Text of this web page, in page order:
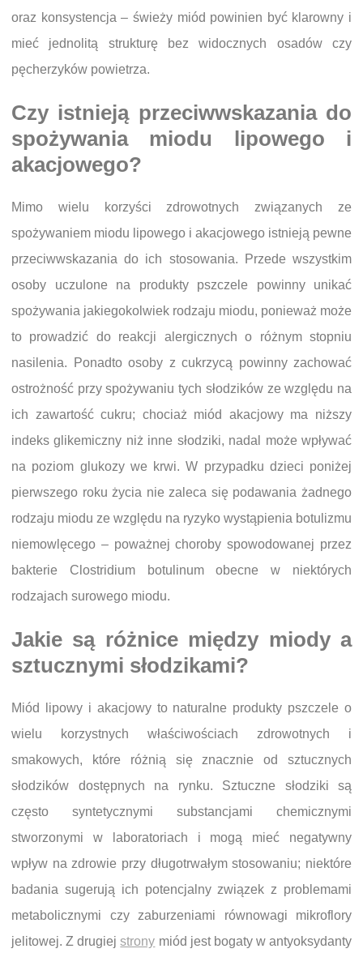
oraz konsystencja – świeży miód powinien być klarowny i
mieć jednolitą strukturę bez widocznych osadów czy
pęcherzyków powietrza.
Czy istnieją przeciwwskazania do
spożywania miodu lipowego i
akacjowego?
Mimo wielu korzyści zdrowotnych związanych ze
spożywaniem miodu lipowego i akacjowego istnieją pewne
przeciwwskazania do ich stosowania. Przede wszystkim
osoby uczulone na produkty pszczele powinny unikać
spożywania jakiegokolwiek rodzaju miodu, ponieważ może
to prowadzić do reakcji alergicznych o różnym stopniu
nasilenia. Ponadto osoby z cukrzycą powinny zachować
ostrożność przy spożywaniu tych słodzików ze względu na
ich zawartość cukru; chociaż miód akacjowy ma niższy
indeks glikemiczny niż inne słodziki, nadal może wpływać
na poziom glukozy we krwi. W przypadku dzieci poniżej
pierwszego roku życia nie zaleca się podawania żadnego
rodzaju miodu ze względu na ryzyko wystąpienia botulizmu
niemowlęcego – poważnej choroby spowodowanej przez
bakterie Clostridium botulinum obecne w niektórych
rodzajach surowego miodu.
Jakie są różnice między miody a
sztucznymi słodzikami?
Miód lipowy i akacjowy to naturalne produkty pszczele o
wielu korzystnych właściwościach zdrowotnych i
smakowych, które różnią się znacznie od sztucznych
słodzików dostępnych na rynku. Sztuczne słodziki są
często syntetycznymi substancjami chemicznymi
stworzonymi w laboratoriach i mogą mieć negatywny
wpływ na zdrowie przy długotrwałym stosowaniu; niektóre
badania sugerują ich potencjalny związek z problemami
metabolicznymi czy zaburzeniami równowagi mikroflory
jelitowej. Z drugiejstrony miód jest bogaty w antyoksydanty